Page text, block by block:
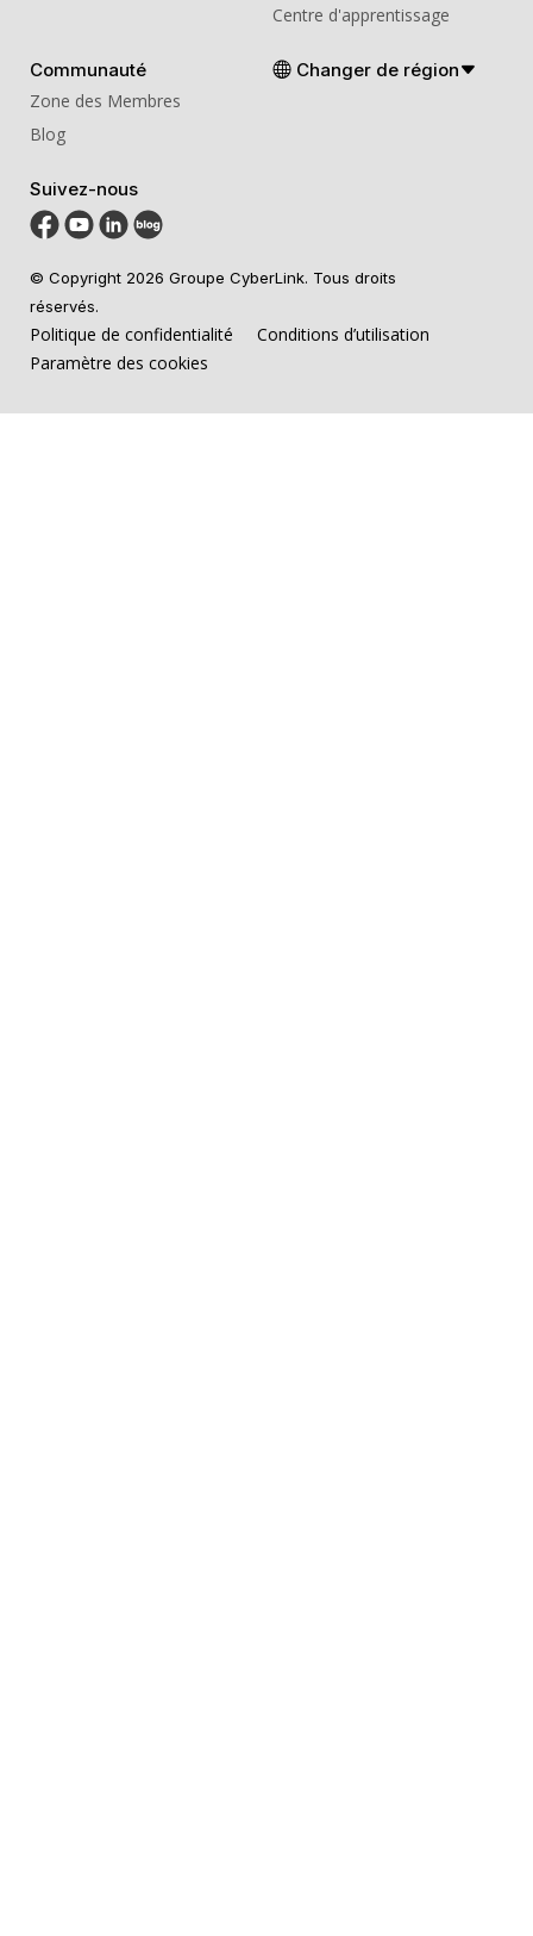
Centre d'apprentissage
Communauté
Zone des Membres
Blog
Suivez-nous
Changer de région
© Copyright 2026 Groupe CyberLink. Tous droits
réservés.
Politique de confidentialité
Conditions d’utilisation
Paramètre des cookies